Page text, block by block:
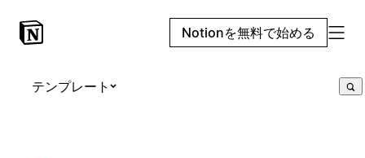
Notionを無料で始める
テンプレート